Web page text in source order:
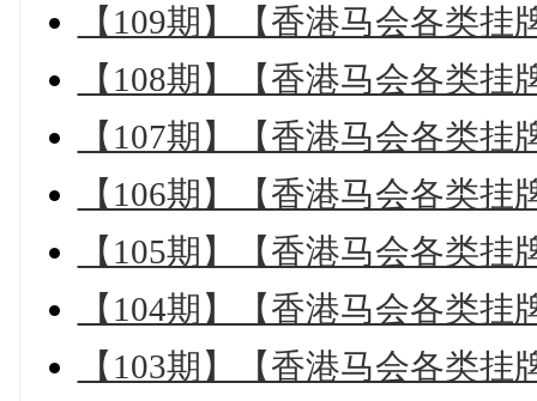
【109期】【香港马会各类
【108期】【香港马会各类
【107期】【香港马会各类
【106期】【香港马会各类
【105期】【香港马会各类
【104期】【香港马会各类
【103期】【香港马会各类